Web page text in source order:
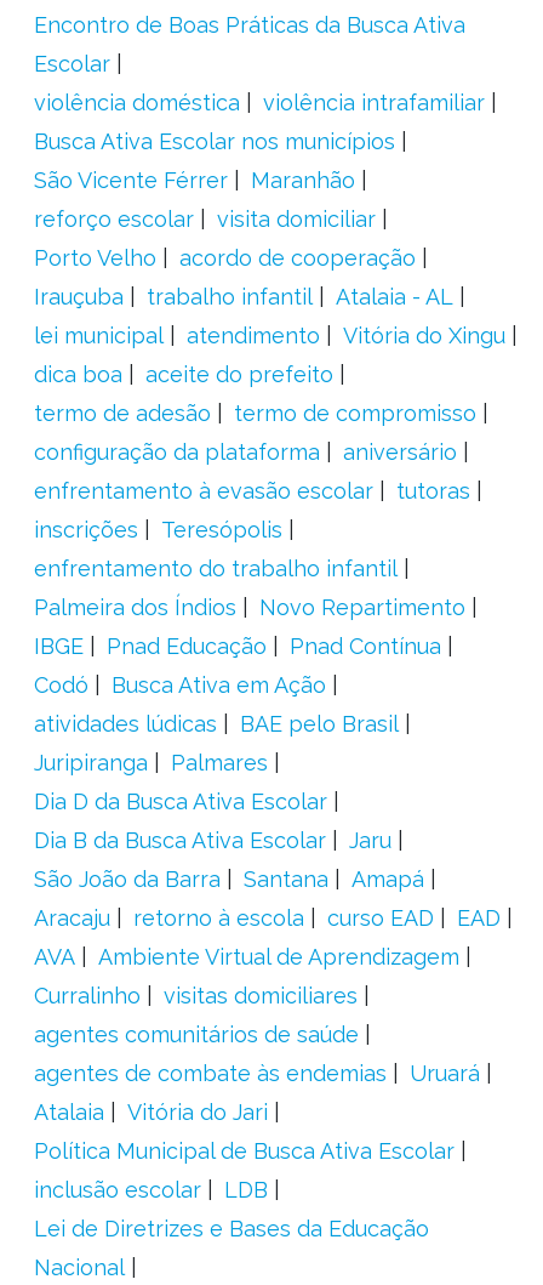
Encontro de Boas Práticas da Busca Ativa
Escolar
violência doméstica
violência intrafamiliar
Busca Ativa Escolar nos municípios
São Vicente Férrer
Maranhão
reforço escolar
visita domiciliar
Porto Velho
acordo de cooperação
Irauçuba
trabalho infantil
Atalaia - AL
lei municipal
atendimento
Vitória do Xingu
dica boa
aceite do prefeito
termo de adesão
termo de compromisso
configuração da plataforma
aniversário
enfrentamento à evasão escolar
tutoras
inscrições
Teresópolis
enfrentamento do trabalho infantil
Palmeira dos Índios
Novo Repartimento
IBGE
Pnad Educação
Pnad Contínua
Codó
Busca Ativa em Ação
atividades lúdicas
BAE pelo Brasil
Juripiranga
Palmares
Dia D da Busca Ativa Escolar
Dia B da Busca Ativa Escolar
Jaru
São João da Barra
Santana
Amapá
Aracaju
retorno à escola curso EAD
EAD
AVA
Ambiente Virtual de Aprendizagem
Curralinho
visitas domiciliares
agentes comunitários de saúde
agentes de combate às endemias
Uruará
Atalaia
Vitória do Jari
Política Municipal de Busca Ativa Escolar
inclusão escolar
LDB
Lei de Diretrizes e Bases da Educação
Nacional